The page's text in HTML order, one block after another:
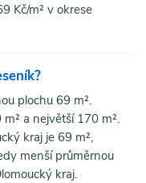
Kč/m² v okrese
plochu 69 m².
a největší 170 m².
kraj je 69 m²,
menší průměrnou
kraj.